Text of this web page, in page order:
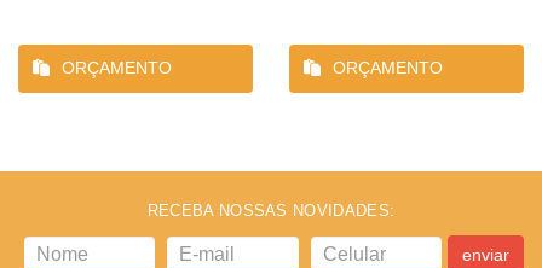
ORÇAMENTO ORÇAMENTO
RECEBA NOSSAS NOVIDADES:
enviar